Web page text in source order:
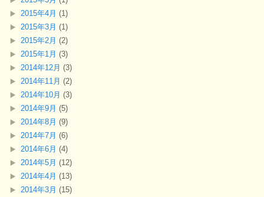
2015年4月 (1)
2015年3月 (1)
2015年2月 (2)
2015年1月 (3)
2014年12月 (3)
2014年11月 (2)
2014年10月 (3)
2014年9月 (5)
2014年8月 (9)
2014年7月 (6)
2014年6月 (4)
2014年5月 (12)
2014年4月 (13)
2014年3月 (15)